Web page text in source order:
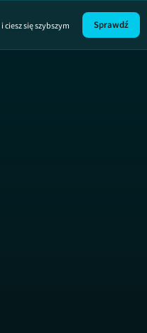
ciesz się szybszym
Sprawdź